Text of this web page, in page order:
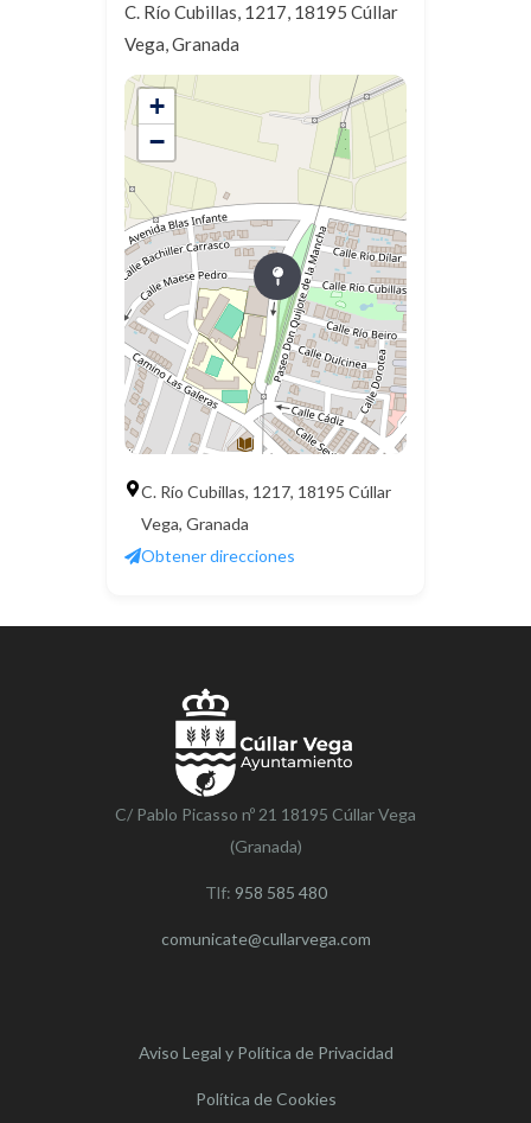
C. Río Cubillas, 1217, 18195 Cúllar
Vega, Granada
+
−
C. Río Cubillas, 1217, 18195 Cúllar
Vega, Granada
Obtener direcciones
C/ Pablo Picasso nº 21 18195 Cúllar Vega
(Granada)
Tlf: 958 585 480
comunicate@cullarvega.com
Aviso Legal y Política de Privacidad
Política de Cookies